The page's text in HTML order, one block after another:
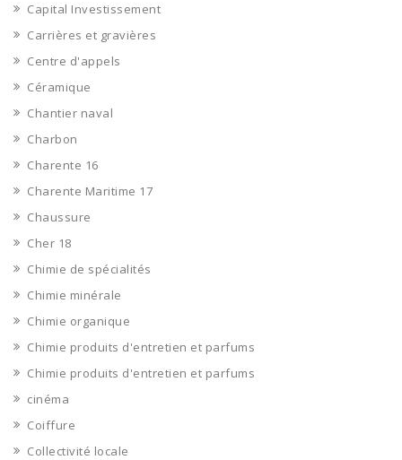
Capital Investissement
Carrières et gravières
Centre d'appels
Céramique
Chantier naval
Charbon
Charente 16
Charente Maritime 17
Chaussure
Cher 18
Chimie de spécialités
Chimie minérale
Chimie organique
Chimie produits d'entretien et parfums
Chimie produits d'entretien et parfums
cinéma
Coiffure
Collectivité locale